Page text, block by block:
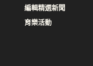
編輯精選新聞
育樂活動